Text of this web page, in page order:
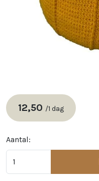
12,50 /1 dag
Aantal: